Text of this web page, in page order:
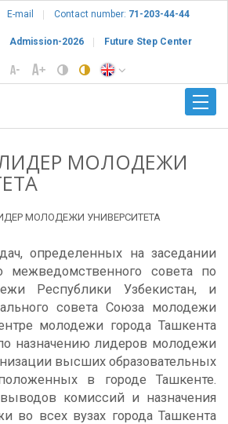
E-mail Contact number: 71-203-44-44
Admission-2026 Future Step Center
МОЛОДЕЖИ
МОЛОДЕЖИ УНИВЕРСИТЕТА
определенных на заседании
межведомственного совета по
Республики Узбекистан, и
совета Союза молодежи
молодежи города Ташкента
назначению лидеров молодежи
высших образовательных
в городе Ташкенте.
комиссий и назначения
во всех вузах города Ташкента